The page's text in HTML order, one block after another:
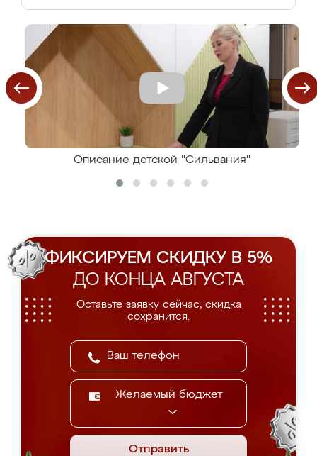
Описание детской "Сильвания"
ФИКСИРУЕМ СКИДКУ В 5%
ДО КОНЦА АВГУСТА
Оставьте заявку сейчас, скидка
сохранится.
Желаемый бюджет
Отправить